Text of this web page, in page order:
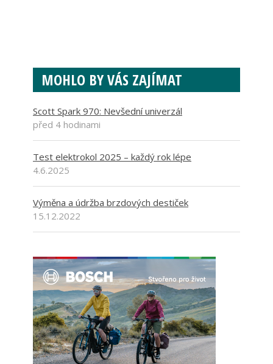
MOHLO BY VÁS ZAJÍMAT
Scott Spark 970: Nevšední univerzál
před 4 hodinami
Test elektrokol 2025 – každý rok lépe
4.6.2025
Výměna a údržba brzdových destiček
15.12.2022